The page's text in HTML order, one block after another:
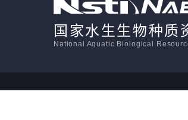
国家水生生物种质
National Aquatic Biological